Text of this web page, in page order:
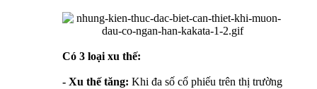
Có 3 loại xu thế:
- Xu thế tăng: Khi đa số cổ phiếu trên thị trường